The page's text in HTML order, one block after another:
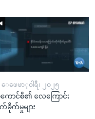
ေဖေဖာ္၀ါရီ၊ ၂၀၂၅
ောင်စီ၏ လေကြောင်း
ခိုက်မှုများ